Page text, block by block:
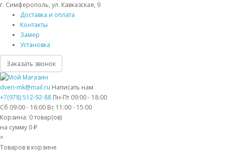
г. Симферополь, ул. Кавказская, 9
Доставка и оплата
Контакты
Замер
Установка
Заказать звонок
dveri-mk@mail.ru Написать нам
+7(978) 512-92-88 Пн-Пт 09:00 - 18:00
Сб 09:00 - 16:00 Вс 11:00 - 15:00
Корзина: 0товар(ов)
на сумму 0 ₽
×
Товаров в корзине